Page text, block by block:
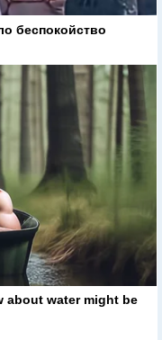
беспокойство
about water might be